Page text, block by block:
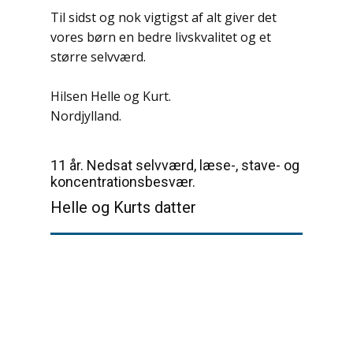
Til sidst og nok vigtigst af alt giver det
vores børn en bedre livskvalitet og et
større selvværd.
Hilsen Helle og Kurt.
Nordjylland.
11 år. Nedsat selvværd, læse-, stave- og
koncentrationsbesvær.
Helle og Kurts datter